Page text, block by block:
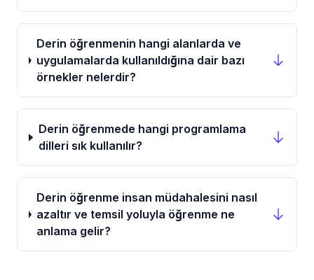
Derin öğrenmenin hangi alanlarda ve
uygulamalarda kullanıldığına dair bazı
örnekler nelerdir?
Derin öğrenmede hangi programlama
dilleri sık kullanılır?
Derin öğrenme insan müdahalesini nasıl
azaltır ve temsil yoluyla öğrenme ne
anlama gelir?